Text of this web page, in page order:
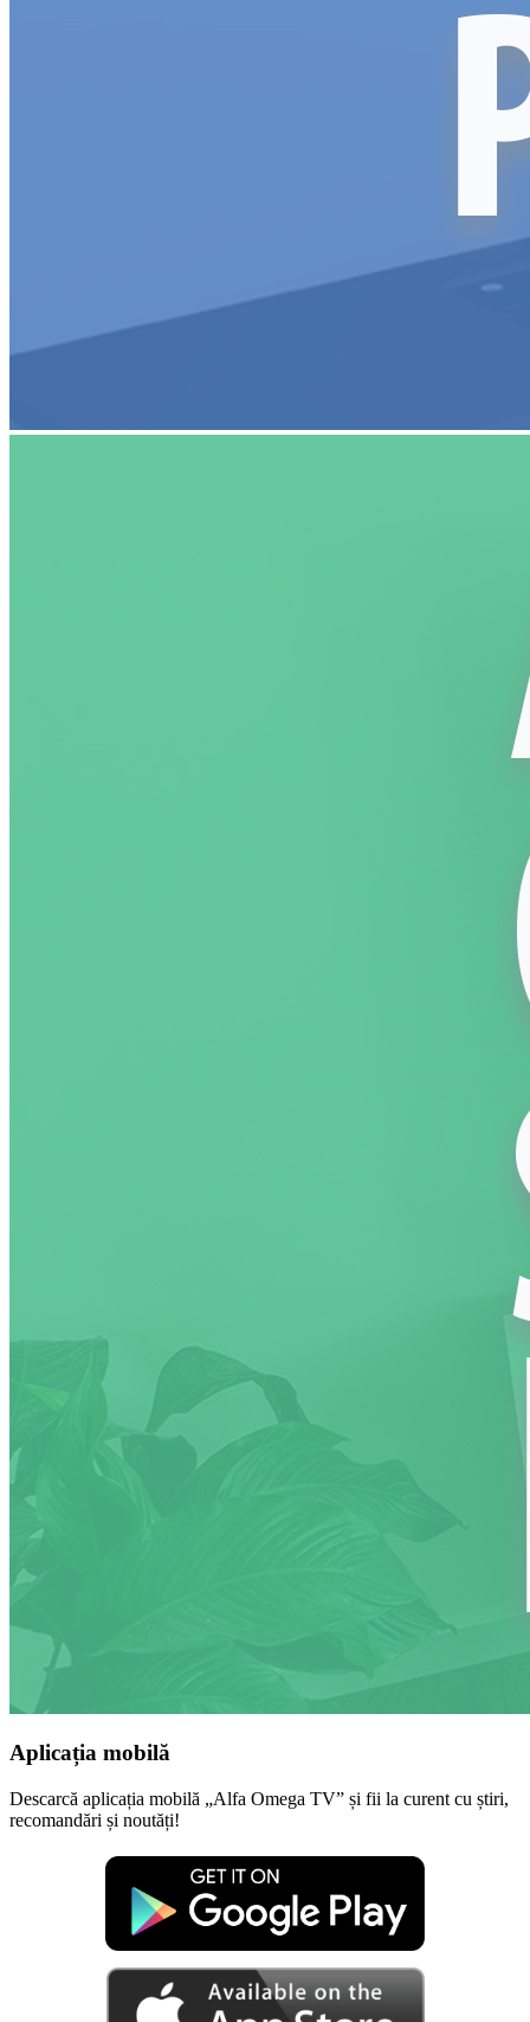
Aplicația mobilă
Descarcă aplicația mobilă „Alfa Omega TV” și fii la curent cu știri,
recomandări și noutăți!